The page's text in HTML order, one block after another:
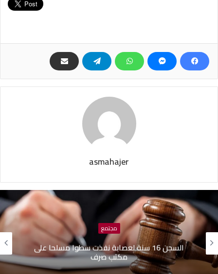
asmahajer
مجتمع
السجن 16 سنة لعصابة نفذت سطوا مسلحا على
مكتب صرف